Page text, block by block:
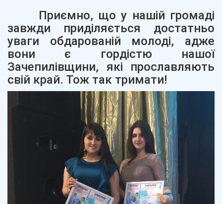
Приємно, що у нашій громаді
завжди приділяється достатньо
уваги обдарованій молоді, адже
вони є гордістю нашої
Зачепилівщини, які прославляють
свій край. Тож так тримати!